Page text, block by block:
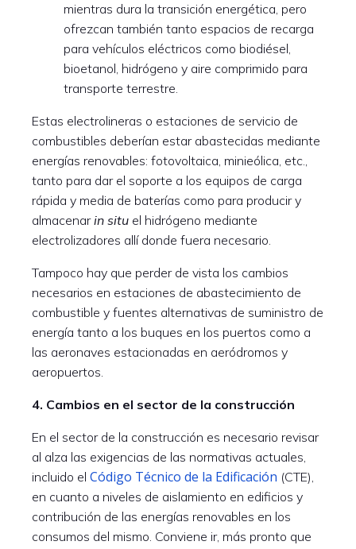
mientras dura la transición energética, pero
ofrezcan también tanto espacios de recarga
para vehículos eléctricos como biodiésel,
bioetanol, hidrógeno y aire comprimido para
transporte terrestre.
Estas electrolineras o estaciones de servicio de
combustibles deberían estar abastecidas mediante
energías renovables: fotovoltaica, minieólica, etc.,
tanto para dar el soporte a los equipos de carga
rápida y media de baterías como para producir y
almacenarin situ el hidrógeno mediante
electrolizadores allí donde fuera necesario.
Tampoco hay que perder de vista los cambios
necesarios en estaciones de abastecimiento de
combustible y fuentes alternativas de suministro de
energía tanto a los buques en los puertos como a
las aeronaves estacionadas en aeródromos y
aeropuertos.
4. Cambios en el sector de la construcción
En el sector de la construcción es necesario revisar
al alza las exigencias de las normativas actuales,
incluido el Código Técnico de la Edificación (CTE),
en cuanto a niveles de aislamiento en edificios y
contribución de las energías renovables en los
consumos del mismo. Conviene ir, más pronto que